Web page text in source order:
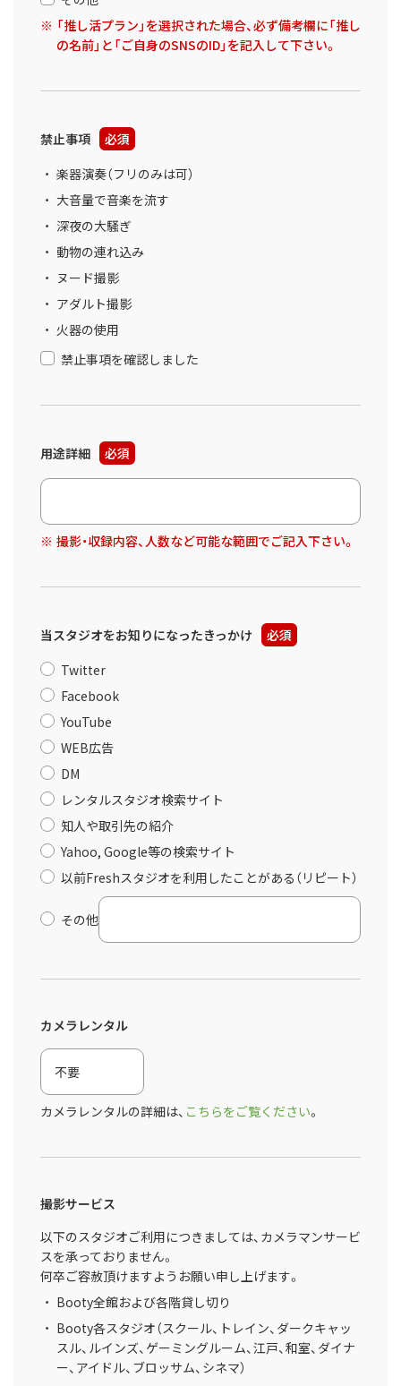
「推し活プラン」を選択された場合、必ず備考欄に「推し
の名前」と「ご自身のSNSのID」を記入して下さい。
禁止事項
必須
楽器演奏（フリのみは可）
大音量で音楽を流す
深夜の大騒ぎ
動物の連れ込み
ヌード撮影
アダルト撮影
火器の使用
禁止事項を確認しました
用途詳細 必須
撮影・収録内容、人数など可能な範囲でご記入下さい。
当スタジオをお知りになったきっかけ
必須
Twitter
Facebook
YouTube
WEB広告
DM
レンタルスタジオ検索サイト
知人や取引先の紹介
Yahoo, Google等の検索サイト
以前Freshスタジオを利用したことがある（リピート）
その他
カメラレンタル
カメラレンタルの詳細は、 こちらをご覧ください。
撮影サービス
以下のスタジオご利用につきましては、カメラマンサービ
スを承っておりません。
何卒ご容赦頂けますようお願い申し上げます。
Booty全館および各階貸し切り
Booty各スタジオ（スクール、トレイン、ダークキャッ
スル、ルインズ、ゲーミングルーム、江戸、和室、ダイナ
ー、アイドル、ブロッサム、シネマ）